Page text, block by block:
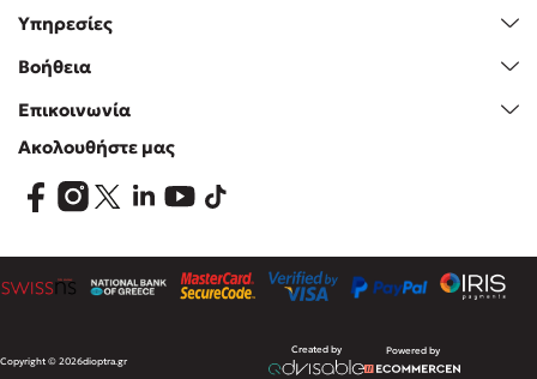
Υπηρεσίες
Βοήθεια
Επικοινωνία
Ακολουθήστε μας
Copyright © 2026dioptra.gr
Created by Powered by